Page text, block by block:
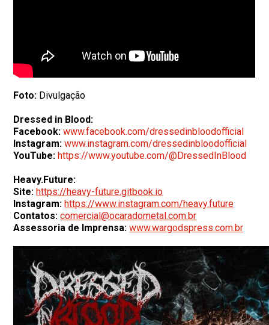
Foto: Divulgação
Dressed in Blood:
Facebook: www.facebook.com/dressedinbloodofficial
Instagram:www.instagram.com/dressedinbloodofficial
YouTube: https://www.youtube.com/@DressedInBlood
Heavy.Future:
Site:https://heavy-future.gitbook.io
Instagram:https://www.instagram.com/heavy.future
Contatos: comercial@ocaradometal.com.br
Assessoria de Imprensa:www.wargodspress.com.br